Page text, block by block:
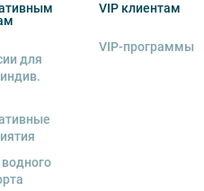
для
VIP клиентам
VIP-программы